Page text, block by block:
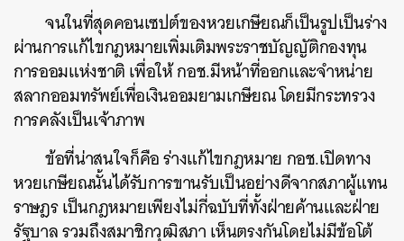
จนในที่สุดคอนเซปต์ของหวยเกษียณก็เป็นรูปเป็นร่าง
ผ่านการแก้ไขกฎหมายเพิ่มเติมพระราชบัญญัติกองทุน
การออมแห่งชาติ เพื่อให้ กอช.มีหน้าที่ออกและจำหน่าย
สลากออมทรัพย์เพื่อเงินออมยามเกษียณ โดยมีกระทรวง
การคลังเป็นเจ้าภาพ
ข้อที่น่าสนใจก็คือ ร่างแก้ไขกฎหมาย กอช.เปิดทาง
หวยเกษียณนั้นได้รับการขานรับเป็นอย่างดีจากสภาผู้แทน
ราษฎร เป็นกฎหมายเพียงไม่กี่ฉบับที่ทั้งฝ่ายค้านและฝ่าย
รัฐบาล รวมถึงสมาชิกวุฒิสภา เห็นตรงกันโดยไม่มีข้อโต้